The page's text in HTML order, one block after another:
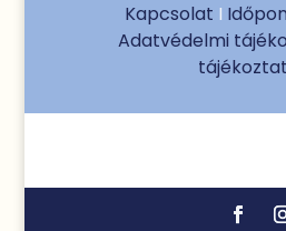
Kapcsolat I
Adatvédelmi